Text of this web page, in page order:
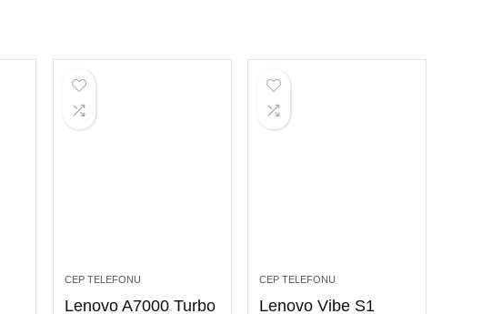
CEP TELEFONU
Lenovo A7000 Turbo
CEP TELEFONU
Lenovo Vibe S1